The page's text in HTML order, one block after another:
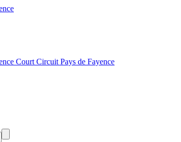
Court Circuit Pays de Fayence